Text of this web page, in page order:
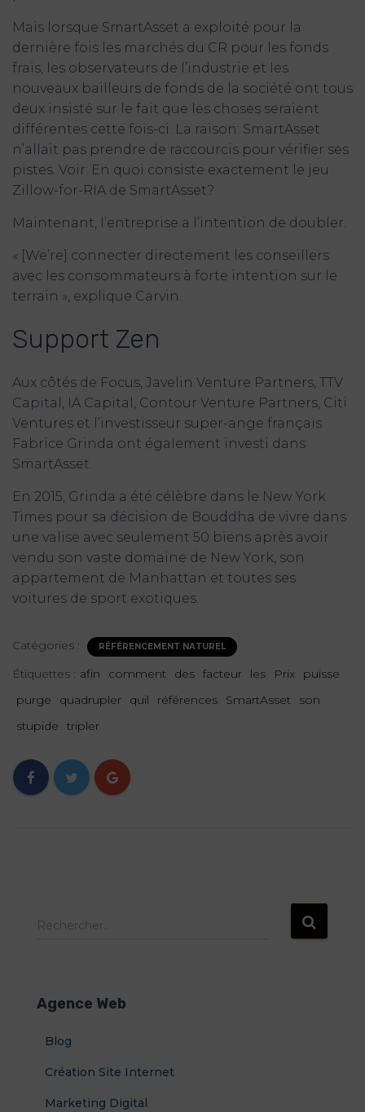
Mais lorsque SmartAsset a exploité pour la
dernière fois les marchés du CR pour les fonds
frais, les observateurs de l’industrie et les
nouveaux bailleurs de fonds de la société ont tous
deux insisté sur le fait que les choses seraient
différentes cette fois-ci. La raison: SmartAsset
n’allait pas prendre de raccourcis pour vérifier ses
pistes. Voir: En quoi consiste exactement le jeu
Zillow-for-RIA de SmartAsset?
Maintenant, l’entreprise a l’intention de doubler.
« [We’re] connecter directement les conseillers
avec les consommateurs à forte intention sur le
terrain », explique Carvin.
Support Zen
Aux côtés de Focus, Javelin Venture Partners, TTV
Capital, IA Capital, Contour Venture Partners, Citi
Ventures et l’investisseur super-ange français
Fabrice Grinda ont également investi dans
SmartAsset.
En 2015, Grinda a été célèbre dans le New York
Times pour sa décision de Bouddha de vivre dans
une valise avec seulement 50 biens après avoir
vendu son vaste domaine de New York, son
appartement de Manhattan et toutes ses
voitures de sport exotiques.
Catégories : RÉFÉRENCEMENT NATUREL
Étiquettes : afin comment des facteur les Prix
puisse
purge
quadrupler quil références SmartAsset
son
stupide
tripler
R
r
Rechercher…
Agence Web
Blog
Création Site Internet
Marketing Digital